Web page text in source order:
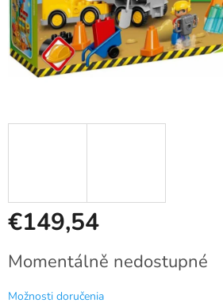
€149,54
cena:
Momentálně nedostupné
Možnosti doručenia